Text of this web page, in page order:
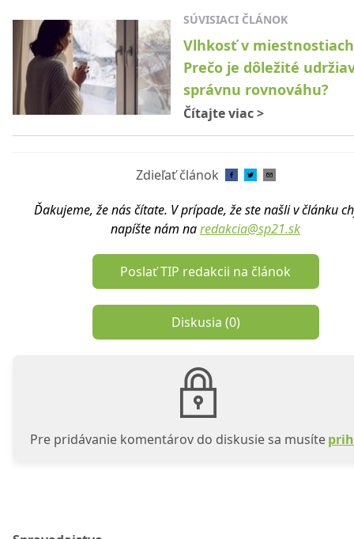
SÚVISIACI ČLÁNOK
Vlhkosť v
Prečo je dôležité
správnu rovnováhu?
Čítajte viac>
Zdieľať článok
Ďakujeme, že nás čítate. V prípade, že ste našli v článku
napíšte nám naredakcia@sp21.sk
Poslať TIP redakcii na článok
Diskusia (0)
Pre pridávanie komentárov do diskusie sa musíte